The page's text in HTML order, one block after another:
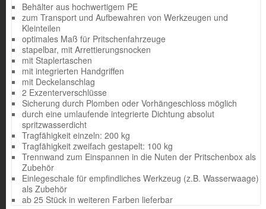
Behälter aus hochwertigem PE
zum Transport und Aufbewahren von Werkzeugen und
Kleinteilen
optimales Maß für Pritschenfahrzeuge
stapelbar, mit Arrettierungsnocken
mit Staplertaschen
mit integrierten Handgriffen
mit Deckelanschlag
2 Exzenterverschlüsse
Sicherung durch Plomben oder Vorhängeschloss möglich
durch eine umlaufende integrierte Dichtung absolut
spritzwasserdicht
Tragfähigkeit einzeln: 200 kg
Tragfähigkeit zweifach gestapelt: 100 kg
Trennwand zum Einspannen in die Nuten der Pritschenbox als
Zubehör
Einlegeschale für empfindliches Werkzeug (z.B. Wasserwaage)
als Zubehör
ab 25 Stück in weiteren Farben lieferbar